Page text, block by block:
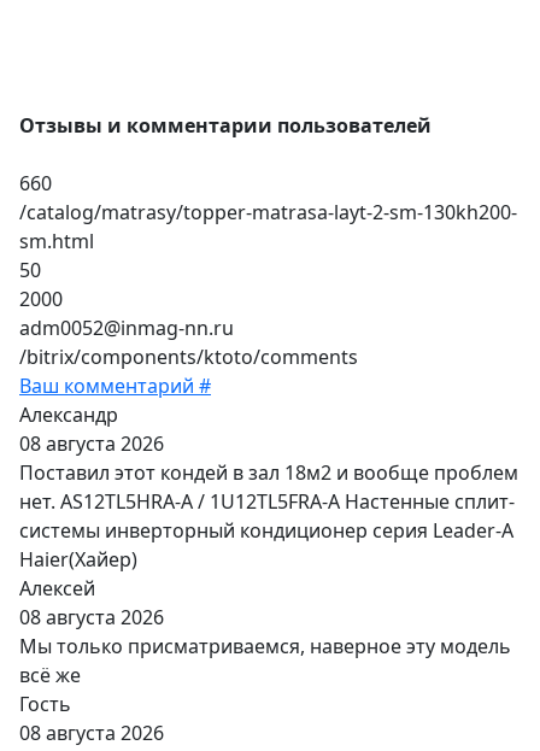
Отзывы и комментарии пользователей
660
/catalog/matrasy/topper-matrasa-layt-2-sm-130kh200-
sm.html
50
2000
adm0052@inmag-nn.ru
/bitrix/components/ktoto/comments
Ваш комментарий #
Александр
08 августа 2026
Поставил этот кондей в зал 18м2 и вообще проблем
нет. AS12TL5HRA-A / 1U12TL5FRA-A Настенные сплит-
системы инверторный кондиционер серия Leader-A
Haier(Хайер)
Алексей
08 августа 2026
Мы только присматриваемся, наверное эту модель
всё же
Гость
08 августа 2026